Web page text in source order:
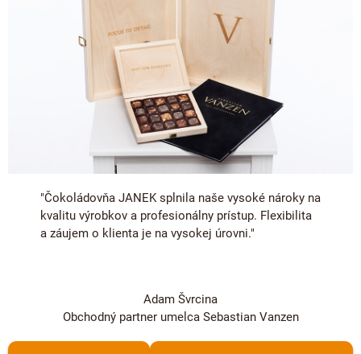
"Čokoládovňa JANEK splnila naše vysoké nároky na
kvalitu výrobkov a profesionálny prístup. Flexibilita
a záujem o klienta je na vysokej úrovni."
Adam Švrcina
Obchodný partner umelca Sebastian Vanzen